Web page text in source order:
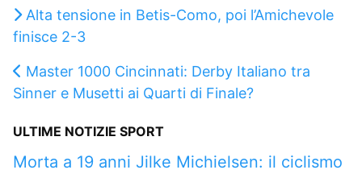
Alta tensione in Betis-Como, poi l’Amichevole
finisce 2-3
Master 1000 Cincinnati: Derby Italiano tra
Sinner e Musetti ai Quarti di Finale?
ULTIME NOTIZIE SPORT
Morta a 19 anni Jilke Michielsen: il ciclismo